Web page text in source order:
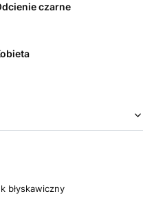
czarne
błyskawiczny